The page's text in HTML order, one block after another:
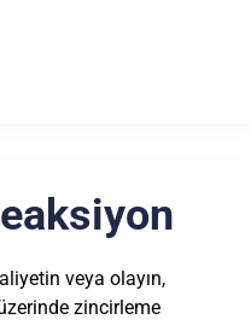
veya olayın,
zincirleme